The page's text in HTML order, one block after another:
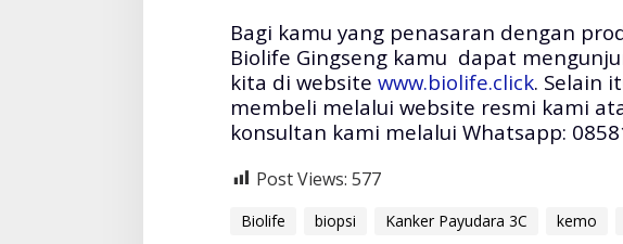
Bagi kamu yang penasaran dengan
Biolife Gingseng kamu dapat
kita di website www.biolife.click. Selain
membeli melalui website resmi kami
konsultan kami melalui Whatsapp:
Post Views: 577
Biolife biopsi Kanker Payudara 3C kemo